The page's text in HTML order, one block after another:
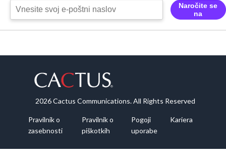
Naročite se
na
2026 Cactus Communications. All Rights Reserved
Pravilnik o
zasebnosti
Pravilnik o
piškotkih
Pogoji
uporabe
Kariera